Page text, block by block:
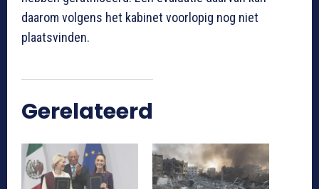
daarom volgens het kabinet voorlopig nog niet
plaatsvinden.
Gerelateerd